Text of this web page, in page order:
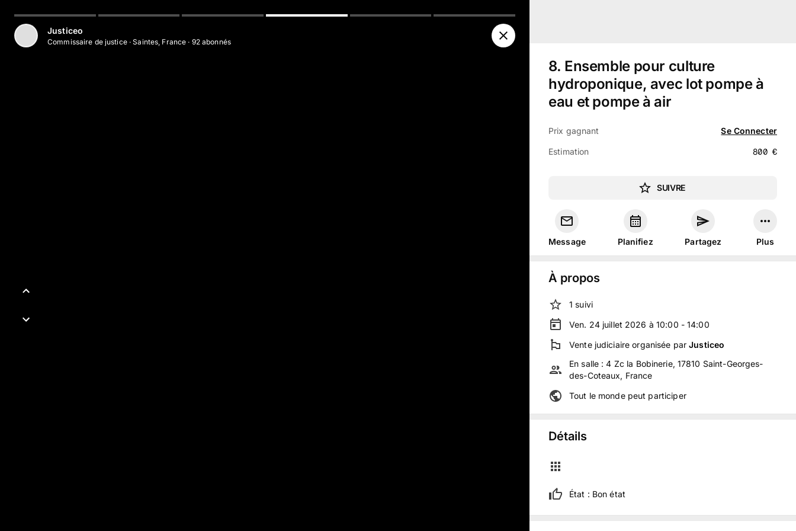
Justiceo
Commissaire de justice·Saintes, France · 92abonnés
8. Ensemble pour culture
hydroponique, avec lot pompe à
eau et pompe à air
Prix gagnant Se Connecter
Estimation 800 €
SUIVRE
Message Planifiez Partagez Plus
À propos
1 suivi
Ven. 24 juillet 2026 à 10:00 - 14:00
Vente judiciaire organisée parJusticeo
En salle :4 Zc la Bobinerie, 17810 Saint-Georges-
des-Coteaux, France
Tout le monde peut participer
Détails
État : Bon état